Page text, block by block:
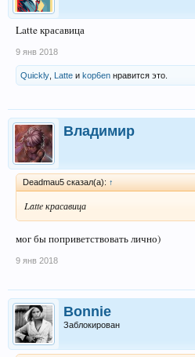
Latte красавица
9 янв 2018
Quickly Latte и kop6en нравится это.
Владимир
Deadmau5 сказал(а): ↑
Latte красавица
мог бы поприветствовать лично)
9 янв 2018
Bonnie
Заблокирован